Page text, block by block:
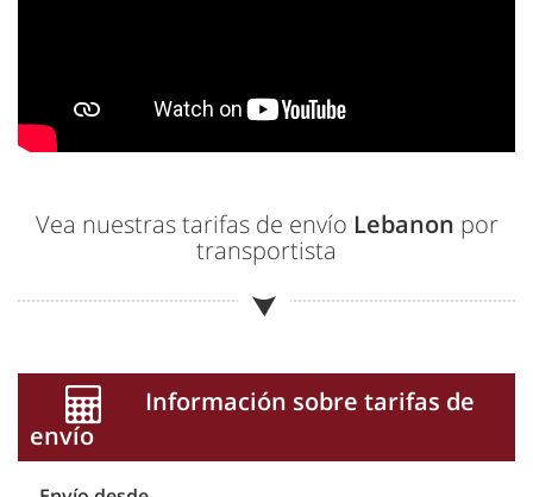
Vea nuestras tarifas de envío Lebanon por
transportista
Información sobre tarifas de
envío